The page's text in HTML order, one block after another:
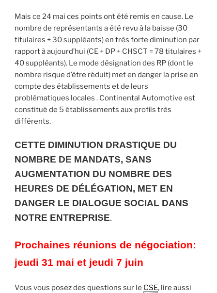
Mais ce 24 mai ces points ont été remis en cause. Le
nombre de représentants a été revu à la baisse (30
titulaires + 30 suppléants) en très forte diminution par
rapport à aujourd’hui (CE + DP + CHSCT = 78 titulaires +
40 suppléants). Le mode désignation des RP (dont le
nombre risque d’être réduit) met en danger la prise en
compte des établissements et de leurs
problématiques locales . Continental Automotive est
constitué de 5 établissements aux profils très
différents.
CETTE DIMINUTION DRASTIQUE DU
NOMBRE DE MANDATS, SANS
AUGMENTATION DU NOMBRE DES
HEURES DE DÉLÉGATION, MET EN
DANGER LE DIALOGUE SOCIAL DANS
NOTRE ENTREPRISE.
Prochaines réunions de négociation:
jeudi 31 mai et jeudi 7 juin
Vous vous posez des questions sur le CSE, lire aussi